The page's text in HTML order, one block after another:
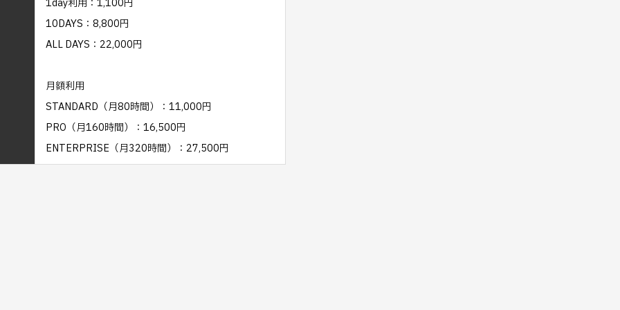
1day利用：1,100円
10DAYS：8,800円
ALL DAYS：22,000円
月額利用
STANDARD（月80時間）：11,000円
PRO（月160時間）：16,500円
ENTERPRISE（月320時間）：27,500円